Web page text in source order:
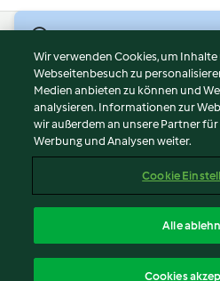
Nutzungsbedingungen
Datenschutzrichtlinien
Disclaimer
Impressum
Inhalt melden
Erklärung zur Barrierefreiheit
Wir verwenden Cookies, um Inhalte
Webseitenbesuch zu
Medien anbieten zu können und
analysieren. Informationen zur
wir außerdem an unsere Partner für
Werbung und Analysen weiter.
Cookie
Alle
Cookies